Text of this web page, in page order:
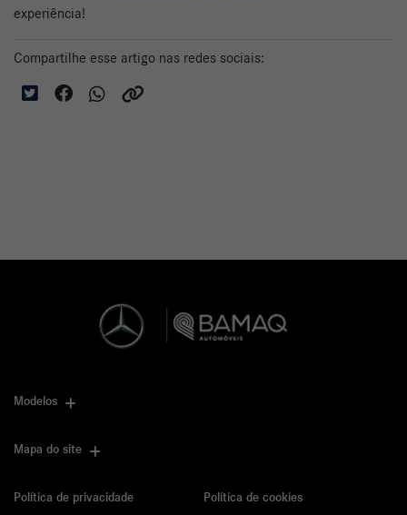
experiência!
Compartilhe esse artigo nas redes sociais:
Modelos
Mapa do site
Política de privacidade Política de cookies